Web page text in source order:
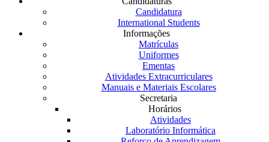
Candidatura
International Students
Informações
Matrículas
Uniformes
Ementas
Atividades Extracurriculares
Manuais e Materiais Escolares
Secretaria
Horários
Atividades
Laboratório Informática